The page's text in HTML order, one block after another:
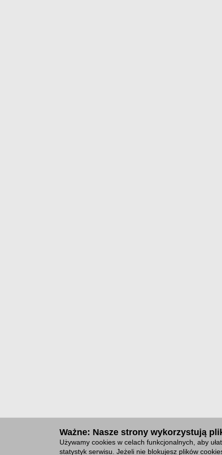
Ważne: Nasze strony wykorzystują
Używamy cookies w celach funkcjonalnych, aby
statystyk serwisu. Jeżeli nie blokujesz plików